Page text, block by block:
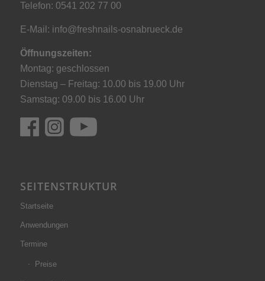
Telefon: 0541 202 77 00
E-Mail: info@freshnails-osnabrueck.de
Öffnungszeiten:
Montag: geschlossen
Dienstag – Freitag: 10.00 bis 19.00 Uhr
Samstag: 09.00 bis 16.00 Uhr
SEITENSTRUKTUR
Startseite
Anwendungen
Termine
Preise